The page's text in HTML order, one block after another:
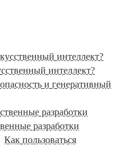
интеллект?
и генеративный
разработки
Как пользоваться